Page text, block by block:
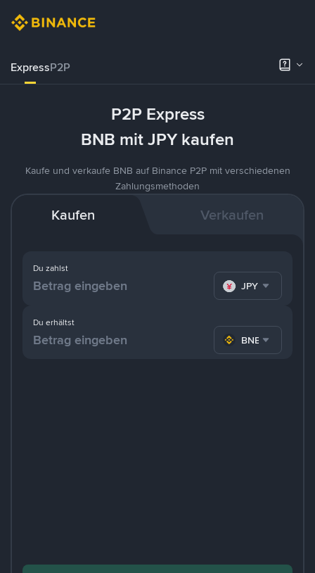
ExpressP2P
P2P Express
BNB mit JPY kaufen
Kaufe und verkaufe BNB auf Binance P2P mit verschiedenen
Zahlungsmethoden
Kaufen Verkaufen
Du zahlst
JPY
Du erhältst
BNB